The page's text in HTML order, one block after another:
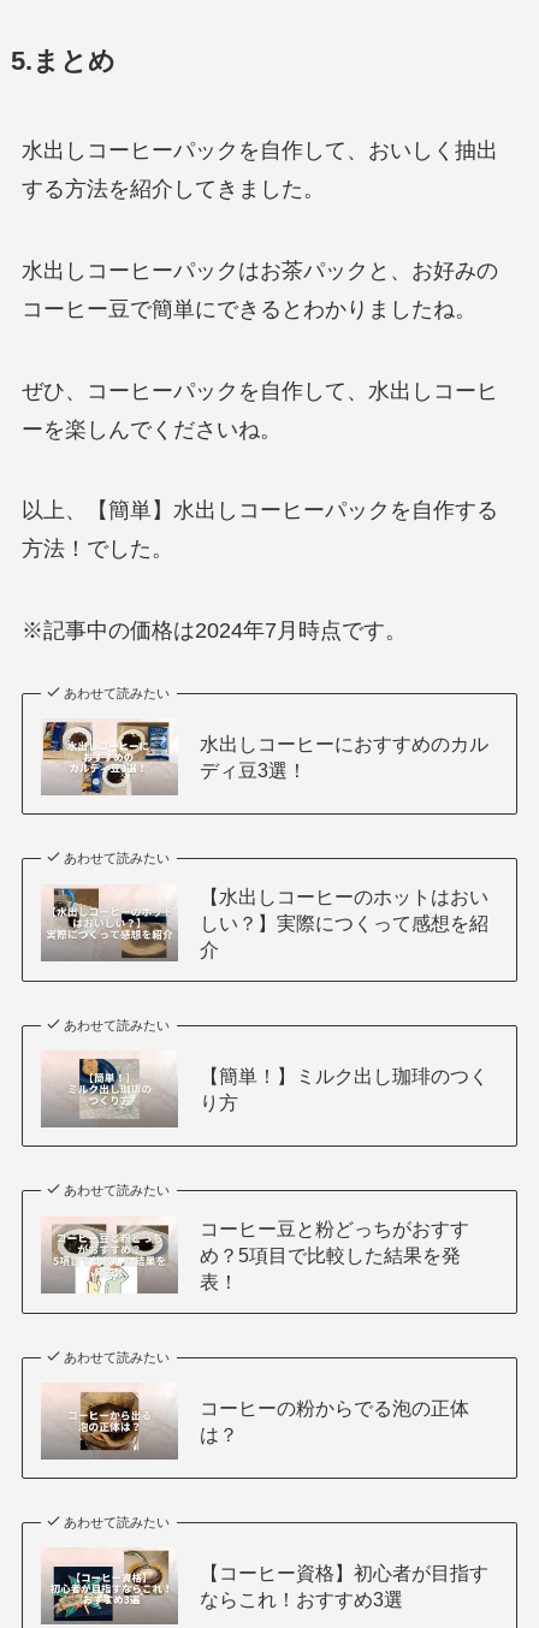
5.まとめ
水出しコーヒーパックを自作して、おいしく抽出
する方法を紹介してきました。
水出しコーヒーパックはお茶パックと、お好みの
コーヒー豆で簡単にできるとわかりましたね。
ぜひ、コーヒーパックを自作して、水出しコーヒ
ーを楽しんでくださいね。
以上、【簡単】水出しコーヒーパックを自作する
方法！でした。
※記事中の価格は2024年7月時点です。
あわせて読みたい
水出しコーヒーにおすすめのカル
ディ豆3選！
あわせて読みたい
【水出しコーヒーのホットはおい
しい？】実際につくって感想を紹
介
あわせて読みたい
【簡単！】ミルク出し珈琲のつく
り方
あわせて読みたい
コーヒー豆と粉どっちがおすす
め？5項目で比較した結果を発
表！
あわせて読みたい
コーヒーの粉からでる泡の正体
は？
あわせて読みたい
【コーヒー資格】初心者が目指す
ならこれ！おすすめ3選